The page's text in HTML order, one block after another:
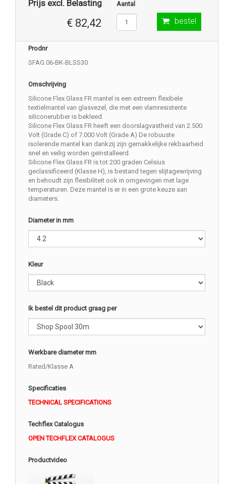
Prijs excl. Belasting
€ 82,42
Aantal
bestel
Prodnr
SFAG.06-BK-BLSS30
Omschrijving
Silicone Flex Glass FR mantel is een extreem flexibele
textielmantel van glasvezel, die met een vlamresistente
siliconerubber is bekleed.
Silicone Flex Glass FR heeft een doorslagvastheid van 2.500
Volt (Grade C) of 7.000 Volt (Grade A) De robuuste
isolerende mantel kan dankzij zijn gemakkelijke rekbaarheid
snel en veilig worden geïnstalleerd.
Silicone Flex Glass FR is tot 200 graden Celsius
geclassificeerd (Klasse H), is bestand tegen slijtagewrijving
en behoudt zijn flexibiliteit ook in omgevingen met lage
temperaturen. Deze mantel is er in een grote keuze aan
diameters.
Diameter in mm
Kleur
Ik bestel dit product graag per
Werkbare diameter mm
Rated/Klasse A
Specificaties
TECHNICAL SPECIFICATIONS
Techflex Catalogus
OPEN TECHFLEX CATALOGUS
Productvideo